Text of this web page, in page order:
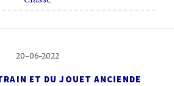
20-06-2022
ET DU JOUET ANCIENDE